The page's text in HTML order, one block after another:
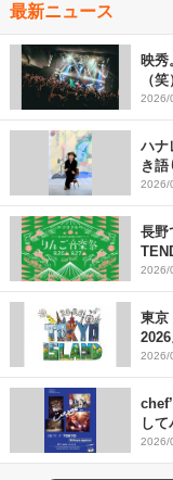
最新ニュース
映秀
（
ペシ
2026/
ハナ
き語
2026/
長野
発表
2026/
東京
発表
2026/
し
2026/